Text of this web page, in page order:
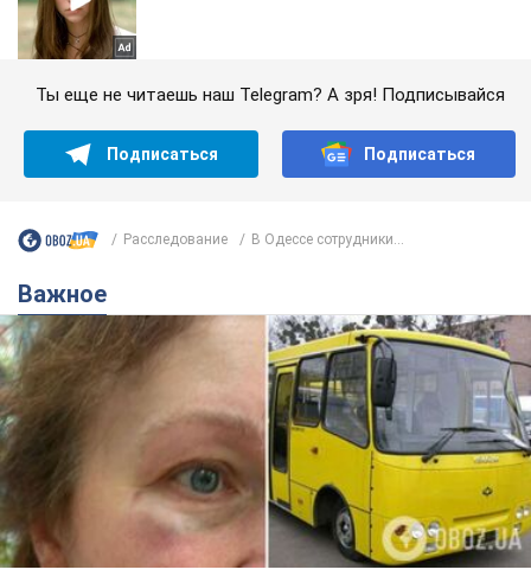
Ты еще не читаешь наш Telegram? А зря! Подписывайся
Подписаться Подписаться
Расследование В Одессе сотрудники...
Важное